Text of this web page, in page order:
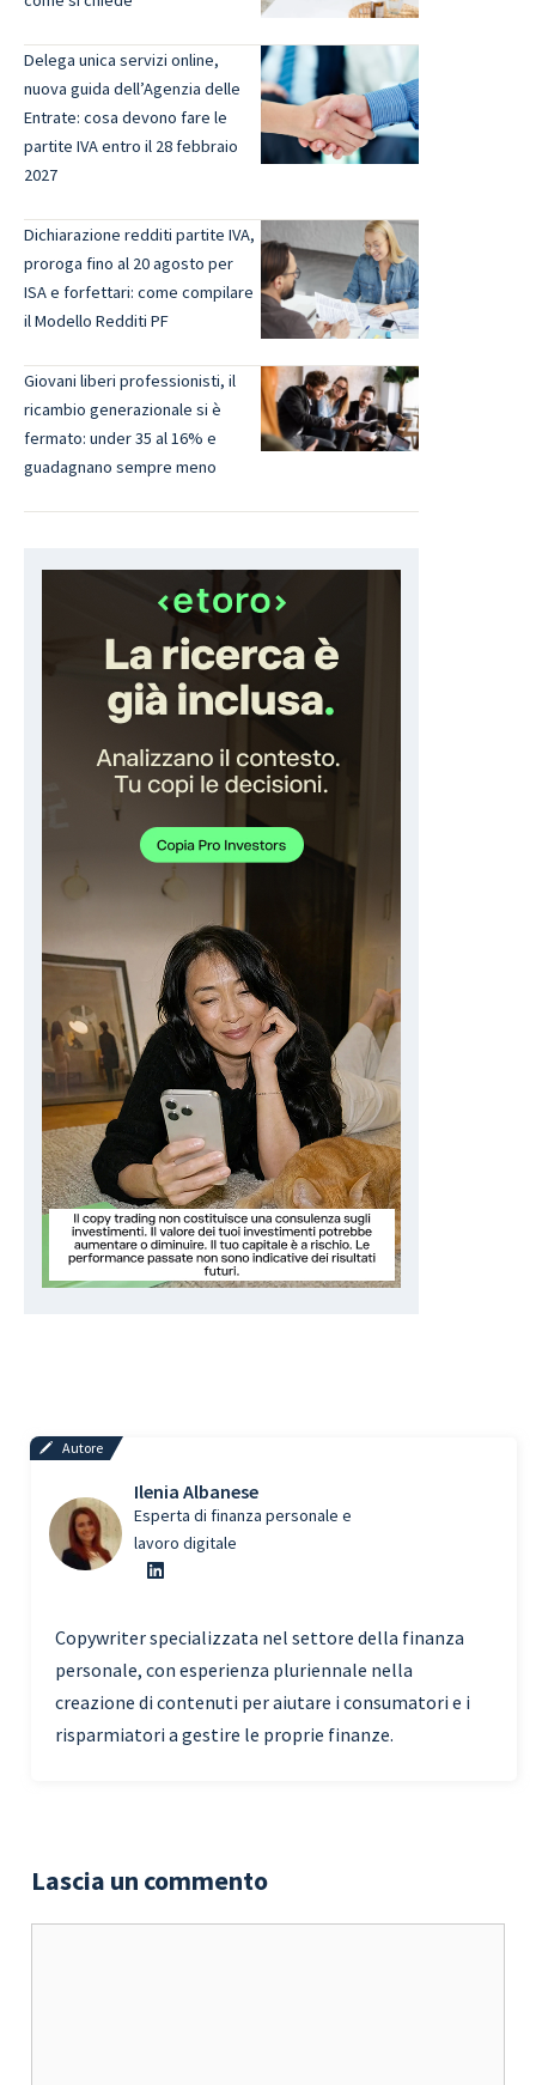
Delega unica servizi online,
nuova guida dell’Agenzia delle
Entrate: cosa devono fare le
partite IVA entro il 28 febbraio
2027
Dichiarazione redditi partite IVA,
proroga fino al 20 agosto per
ISA e forfettari: come compilare
il Modello Redditi PF
Giovani liberi professionisti, il
ricambio generazionale si è
fermato: under 35 al 16% e
guadagnano sempre meno
Autore
Ilenia Albanese
Esperta di finanza personale e
lavoro digitale
Copywriter specializzata nel settore della finanza
personale, con esperienza pluriennale nella
creazione di contenuti per aiutare i consumatori e i
risparmiatori a gestire le proprie finanze.
Lascia un commento